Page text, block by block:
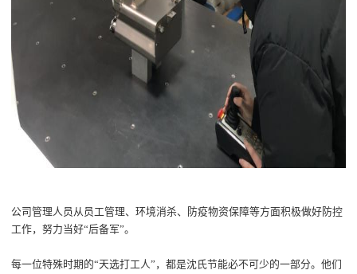
公司管理人员从 员工管理、环境消杀、防疫物资保障等方面积极做好防控
工作，努力当好“后备军”。
每一位特殊时期的“天选打工人” ，都是沈氏节能必不可少的一部分。他们